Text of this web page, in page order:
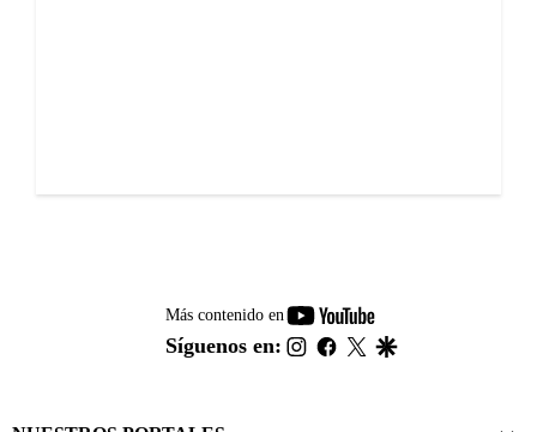
Más contenido en
youtube-
footer
Síguenos en: instagram
facebook
twitter